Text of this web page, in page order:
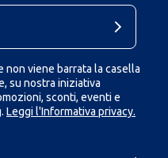
viene barrata la casella
su nostra iniziativa
sconti, eventi e
Leggi l'Informativa privacy.